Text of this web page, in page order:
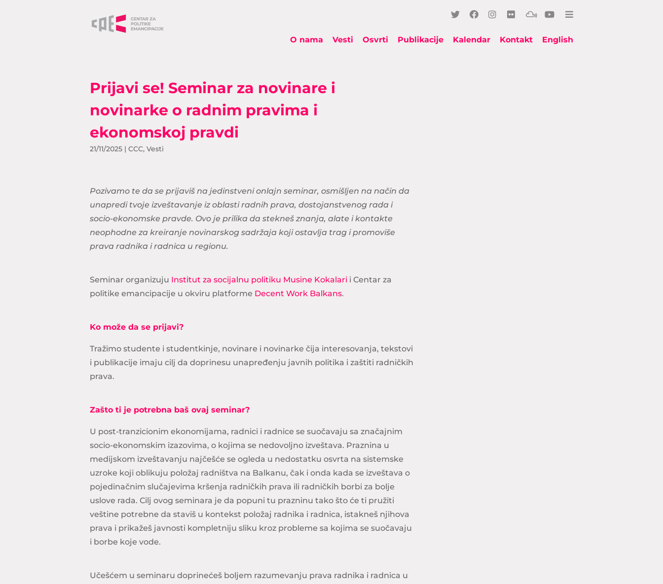
O nama Vesti Osvrti Publikacije Kalendar Kontakt English
Prijavi se! Seminar za novinare i
novinarke o radnim pravima i
ekonomskoj pravdi
21/11/2025 | CCC, Vesti
Pozivamo te da se prijaviš na jedinstveni onlajn seminar, osmišljen na način da
unapredi tvoje izveštavanje iz oblasti radnih prava, dostojanstvenog rada i
socio-ekonomske pravde. Ovo je prilika da stekneš znanja, alate i kontakte
neophodne za kreiranje novinarskog sadržaja koji ostavlja trag i promoviše
prava radnika i radnica u regionu.
Seminar organizuju Institut za socijalnu politiku Musine Kokalari i Centar za
politike emancipacije u okviru platforme Decent Work Balkans.
Ko može da se prijavi?
Tražimo studente i studentkinje, novinare i novinarke čija interesovanja, tekstovi
i publikacije imaju cilj da doprinesu unapređenju javnih politika i zaštiti radničkih
prava.
Zašto ti je potrebna baš ovaj seminar?
U post-tranzicionim ekonomijama, radnici i radnice se suočavaju sa značajnim
socio-ekonomskim izazovima, o kojima se nedovoljno izveštava. Praznina u
medijskom izveštavanju najčešće se ogleda u nedostatku osvrta na sistemske
uzroke koji oblikuju položaj radništva na Balkanu, čak i onda kada se izveštava o
pojedinačnim slučajevima kršenja radničkih prava ili radničkih borbi za bolje
uslove rada. Cilj ovog seminara je da popuni tu prazninu tako što će ti pružiti
veštine potrebne da staviš u kontekst položaj radnika i radnica, istakneš njihova
prava i prikažeš javnosti kompletniju sliku kroz probleme sa kojima se suočavaju
i borbe koje vode.
Učešćem u seminaru doprinećeš boljem razumevanju prava radnika i radnica u